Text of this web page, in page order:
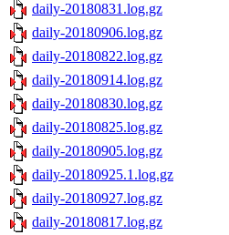
daily-20180831.log.gz
daily-20180906.log.gz
daily-20180822.log.gz
daily-20180914.log.gz
daily-20180830.log.gz
daily-20180825.log.gz
daily-20180905.log.gz
daily-20180925.1.log.gz
daily-20180927.log.gz
daily-20180817.log.gz